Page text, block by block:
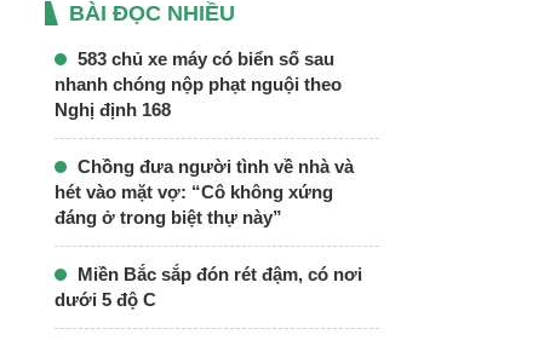
BÀI ĐỌC NHIỀU
583 chủ xe máy có biển số sau
nhanh chóng nộp phạt nguội theo
Nghị định 168
Chồng đưa người tình về nhà và
hét vào mặt vợ: “Cô không xứng
đáng ở trong biệt thự này”
Miền Bắc sắp đón rét đậm, có nơi
dưới 5 độ C